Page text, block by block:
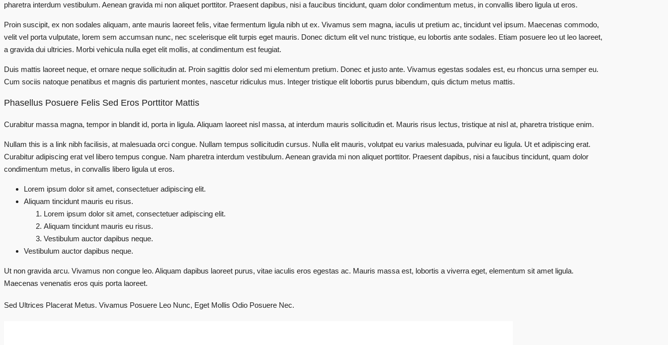
pharetra interdum vestibulum. Aenean gravida mi non aliquet porttitor. Praesent dapibus, nisi a faucibus tincidunt, quam dolor condimentum metus, in convallis libero ligula ut eros.
Proin suscipit, ex non sodales aliquam, ante mauris laoreet felis, vitae fermentum ligula nibh ut ex. Vivamus sem magna, iaculis ut pretium ac, tincidunt vel ipsum. Maecenas commodo,
velit vel porta vulputate, lorem sem accumsan nunc, nec scelerisque elit turpis eget mauris. Donec dictum elit vel nunc tristique, eu lobortis ante sodales. Etiam posuere leo ut leo laoreet,
a gravida dui ultricies. Morbi vehicula nulla eget elit mollis, at condimentum est feugiat.
Duis mattis laoreet neque, et ornare neque sollicitudin at. Proin sagittis dolor sed mi elementum pretium. Donec et justo ante. Vivamus egestas sodales est, eu rhoncus urna semper eu.
Cum sociis natoque penatibus et magnis dis parturient montes, nascetur ridiculus mus. Integer tristique elit lobortis purus bibendum, quis dictum metus mattis.
Phasellus Posuere Felis Sed Eros Porttitor Mattis
Curabitur massa magna, tempor in blandit id, porta in ligula. Aliquam laoreet nisl massa, at interdum mauris sollicitudin et. Mauris risus lectus, tristique at nisl at, pharetra tristique enim.
Nullam this is a link nibh facilisis, at malesuada orci congue. Nullam tempus sollicitudin cursus. Nulla elit mauris, volutpat eu varius malesuada, pulvinar eu ligula. Ut et adipiscing erat.
Curabitur adipiscing erat vel libero tempus congue. Nam pharetra interdum vestibulum. Aenean gravida mi non aliquet porttitor. Praesent dapibus, nisi a faucibus tincidunt, quam dolor
condimentum metus, in convallis libero ligula ut eros.
Lorem ipsum dolor sit amet, consectetuer adipiscing elit.
Aliquam tincidunt mauris eu risus.
Lorem ipsum dolor sit amet, consectetuer adipiscing elit.
Aliquam tincidunt mauris eu risus.
Vestibulum auctor dapibus neque.
Vestibulum auctor dapibus neque.
Ut non gravida arcu. Vivamus non congue leo. Aliquam dapibus laoreet purus, vitae iaculis eros egestas ac. Mauris massa est, lobortis a viverra eget, elementum sit amet ligula.
Maecenas venenatis eros quis porta laoreet.
Sed Ultrices Placerat Metus. Vivamus Posuere Leo Nunc, Eget Mollis Odio Posuere Nec.